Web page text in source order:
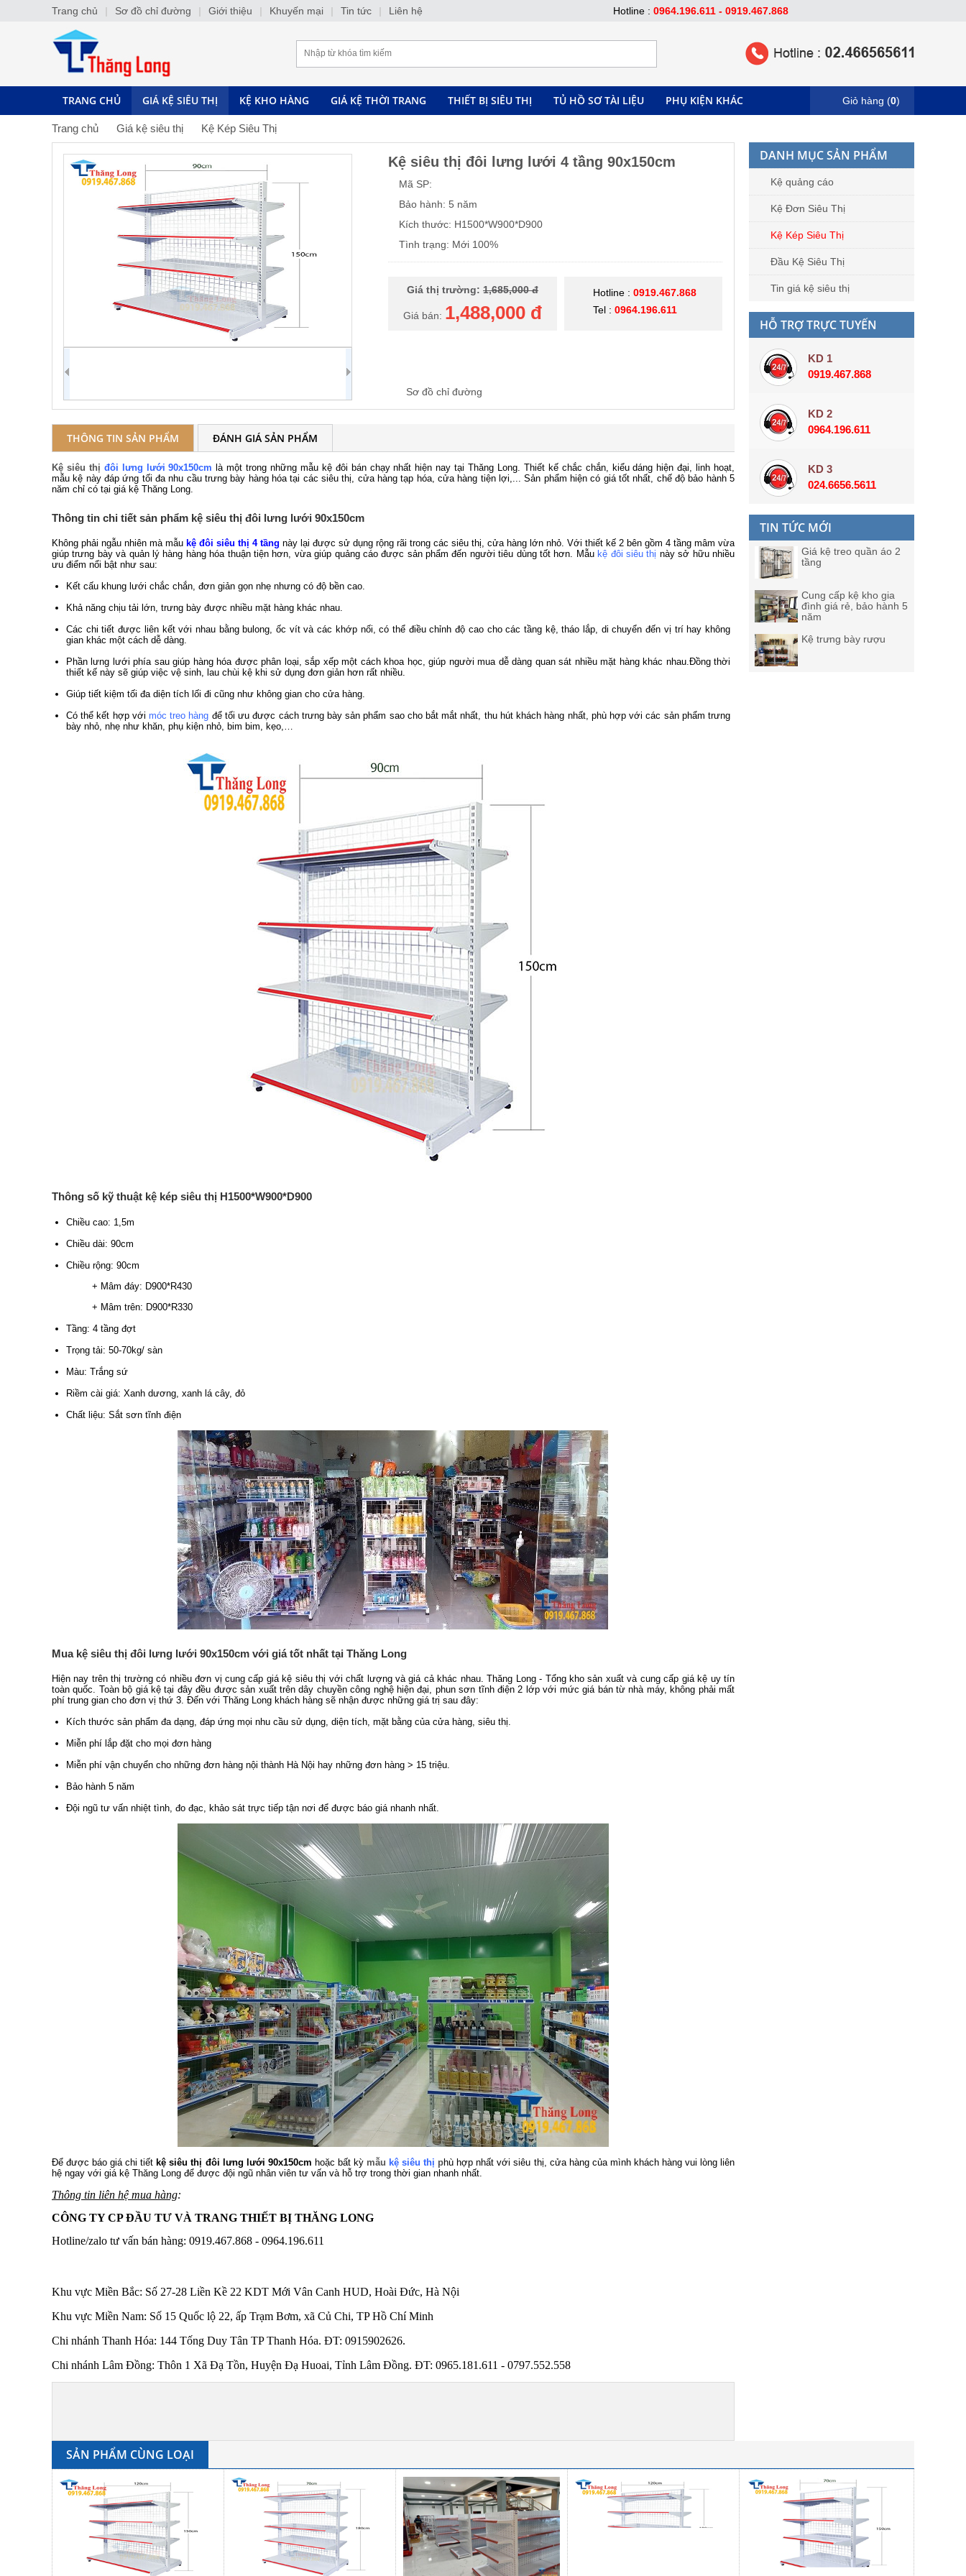
Giỏ hàng (0)
TRANG CHỦ GIÁ KỆ SIÊU THỊ KỆ KHO HÀNG GIÁ KỆ THỜI TRANG THIẾT BỊ SIÊU THỊ TỦ HỒ SƠ TÀI LIỆU PHỤ KIỆN KHÁC
Trang chủ Giá kệ siêu thị Kệ Kép Siêu Thị
Kệ siêu thị đôi lưng lưới 4 tầng 90x150cm
Mã SP:
Bảo hành: 5 năm
Kích thước: H1500*W900*D900
Tình trạng: Mới 100%
Giá thị trường: 1,685,000 đ
Giá bán: 1,488,000 đ
Hotline : 0919.467.868
Tel : 0964.196.611
Sơ đồ chỉ đường
THÔNG TIN SẢN PHẨM ĐÁNH GIÁ SẢN PHẨM
Kệ siêu thị đôi lưng lưới 90x150cm là một trong những mẫu kệ đôi bán chạy nhất hiện nay tại Thăng Long. Thiết kế chắc chắn, kiểu dáng hiện đại, linh hoạt,
mẫu kệ này đáp ứng tối đa nhu cầu trưng bày hàng hóa tại các siêu thị, cửa hàng tạp hóa, cửa hàng tiện lợi,... Sản phẩm hiện có giá tốt nhất, chế độ bảo hành 5
năm chỉ có tại giá kệ Thăng Long.
Thông tin chi tiết sản phẩm kệ siêu thị đôi lưng lưới 90x150cm
Không phải ngẫu nhiên mà mẫu kệ đôi siêu thị 4 tầng này lại được sử dụng rộng rãi trong các siêu thị, cửa hàng lớn nhỏ. Với thiết kế 2 bên gồm 4 tầng mâm vừa
giúp trưng bày và quản lý hàng hàng hóa thuận tiện hơn, vừa giúp quảng cáo được sản phẩm đến người tiêu dùng tốt hơn. Mẫu kệ đôi siêu thị này sở hữu nhiều
ưu điểm nổi bật như sau:
Kết cấu khung lưới chắc chắn, đơn giản gọn nhẹ nhưng có độ bền cao.
Khả năng chịu tải lớn, trưng bày được nhiều mặt hàng khác nhau.
Các chi tiết được liên kết với nhau bằng bulong, ốc vít và các khớp nối, có thể điều chỉnh độ cao cho các tầng kệ, tháo lắp, di chuyển đến vị trí hay không
gian khác một cách dễ dàng.
Phần lưng lưới phía sau giúp hàng hóa được phân loại, sắp xếp một cách khoa học, giúp người mua dễ dàng quan sát nhiều mặt hàng khác nhau.Đồng thời
thiết kế này sẽ giúp việc vệ sinh, lau chùi kệ khi sử dụng đơn giản hơn rất nhiều.
Giúp tiết kiệm tối đa diện tích lối đi cũng như không gian cho cửa hàng.
Có thể kết hợp vớimóc treo hàng để tối ưu được cách trưng bày sản phẩm sao cho bắt mắt nhất, thu hút khách hàng nhất, phù hợp với các sản phẩm trưng
bày nhỏ, nhẹ như khăn, phụ kiện nhỏ, bim bim, kẹo,…
Thông số kỹ thuật kệ kép siêu thị H1500*W900*D900
Chiều cao: 1,5m
Chiều dài: 90cm
Chiều rộng: 90cm
+ Mâm đáy: D900*R430
+ Mâm trên: D900*R330
Tầng: 4 tầng đợt
Trọng tải: 50-70kg/ sàn
Màu: Trắng sứ
Riềm cài giá: Xanh dương, xanh lá cây, đỏ
Chất liệu: Sắt sơn tĩnh điện
Mua kệ siêu thị đôi lưng lưới 90x150cm với giá tốt nhất tại Thăng Long
Hiện nay trên thị trường có nhiều đơn vị cung cấp giá kệ siêu thị với chất lượng và giá cả khác nhau. Thăng Long - Tổng kho sản xuất và cung cấp giá kệ uy tín
toàn quốc. Toàn bộ giá kệ tại đây đều được sản xuất trên dây chuyền công nghệ hiện đại, phun sơn tĩnh điện 2 lớp với mức giá bán từ nhà máy, không phải mất
phí trung gian cho đơn vị thứ 3. Đến với Thăng Long khách hàng sẽ nhận được những giá trị sau đây:
Kích thước sản phẩm đa dạng, đáp ứng mọi nhu cầu sử dụng, diện tích, mặt bằng của cửa hàng, siêu thị.
Miễn phí lắp đặt cho mọi đơn hàng
Miễn phí vận chuyển cho những đơn hàng nội thành Hà Nội hay những đơn hàng > 15 triệu.
Bảo hành 5 năm
Đội ngũ tư vấn nhiệt tình, đo đạc, khảo sát trực tiếp tận nơi để được báo giá nhanh nhất.
Để được báo giá chi tiết kệ siêu thị đôi lưng lưới 90x150cm hoặc bất kỳ mẫu kệ siêu thị phù hợp nhất với siêu thị, cửa hàng của mình khách hàng vui lòng liên
hệ ngay với giá kệ Thăng Long để được đội ngũ nhân viên tư vấn và hỗ trợ trong thời gian nhanh nhất.
Thông tin liên hệ mua hàng:
CÔNG TY CP ĐẦU TƯ VÀ TRANG THIẾT BỊ THĂNG LONG
Hotline/zalo tư vấn bán hàng: 0919.467.868 - 0964.196.611
Khu vực Miền Bắc: Số 27-28 Liền Kề 22 KDT Mới Vân Canh HUD, Hoài Đức, Hà Nội
Khu vực Miền Nam: Số 15 Quốc lộ 22, ấp Trạm Bơm, xã Củ Chi, TP Hồ Chí Minh
Chi nhánh Thanh Hóa: 144 Tống Duy Tân TP Thanh Hóa. ĐT: 0915902626.
Chi nhánh Lâm Đồng: Thôn 1 Xã Đạ Tồn, Huyện Đạ Huoai, Tỉnh Lâm Đồng. ĐT: 0965.181.611 - 0797.552.558
DANH MỤC SẢN PHẨM
Kệ quảng cáo
Kệ Đơn Siêu Thị
Kệ Kép Siêu Thị
Đầu Kệ Siêu Thị
Tin giá kệ siêu thị
HỖ TRỢ TRỰC TUYẾN
KD 1
0919.467.868
KD 2
0964.196.611
KD 3
024.6656.5611
TIN TỨC MỚI
Giá kệ treo quần áo 2
tầng
Cung cấp kệ kho gia
đình giá rẻ, bảo hành 5
năm
Kệ trưng bày rượu
SẢN PHẨM CÙNG LOẠI
Trang chủ | Sơ đồ chỉ đường | Giới thiệu | Khuyến mại | Tin tức | Liên hệ Hotline : 0964.196.611 - 0919.467.868